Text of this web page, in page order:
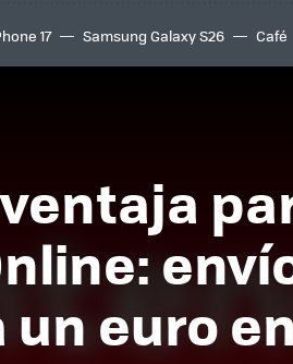
17 Samsung Galaxy S26 Café
euro